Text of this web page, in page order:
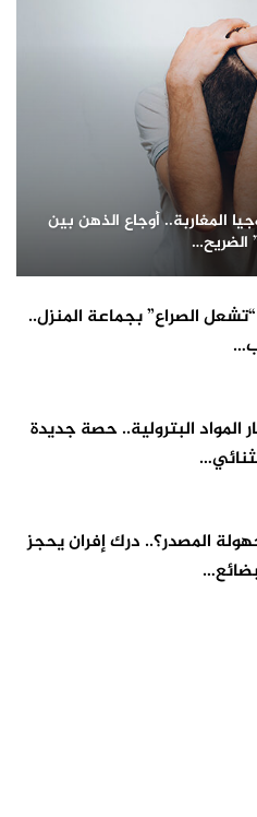
المغاربة.. أوجاع الذهن بين
الضريح…
الصراع” بجماعة المنزل..
المواد البترولية.. حصة جديدة
المصدر؟.. درك إفران يحجز